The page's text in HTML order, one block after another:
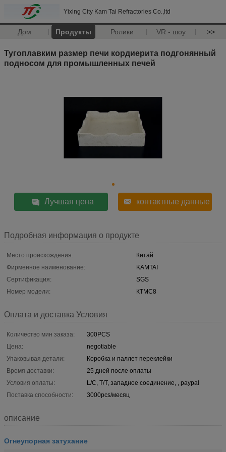
Yixing City Kam Tai Refractories Co.,ltd
Дом Продукты Ролики VR - шоу >>
Тугоплавким размер печи кордиерита подгонянный
подносом для промышленных печей
Лучшая цена контактные данные
Подробная информация о продукте
Место происхождения:
Китай
Фирменное наименование:
KAMTAI
Сертификация:
SGS
Номер модели:
КТМС8
Оплата и доставка Условия
Количество мин заказа:
300PCS
Цена:
negotiable
Упаковывая детали:
Коробка и паллет переклейки
Время доставки:
25 дней после оплаты
Условия оплаты:
L/C, T/T, западное соединение, , paypal
Поставка способности:
3000pcs/месяц
описание
Огнеупорная затухание